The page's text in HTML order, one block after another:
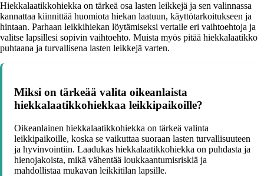
Hiekkalaatikkohiekka on tärkeä osa lasten leikkejä ja sen valinnassa
kannattaa kiinnittää huomiota hiekan laatuun, käyttötarkoitukseen ja
hintaan. Parhaan leikkihiekan löytämiseksi vertaile eri vaihtoehtoja ja
valitse lapsillesi sopivin vaihtoehto. Muista myös pitää hiekkalaatikko
puhtaana ja turvallisena lasten leikkejä varten.
Miksi on tärkeää valita oikeanlaista
hiekkalaatikkohiekkaa leikkipaikoille?
Oikeanlainen hiekkalaatikkohiekka on tärkeä valinta
leikkipaikoille, koska se vaikuttaa suoraan lasten turvallisuuteen
ja hyvinvointiin. Laadukas hiekkalaatikkohiekka on puhdasta ja
hienojakoista, mikä vähentää loukkaantumisriskiä ja
mahdollistaa mukavan leikkitilan lapsille.